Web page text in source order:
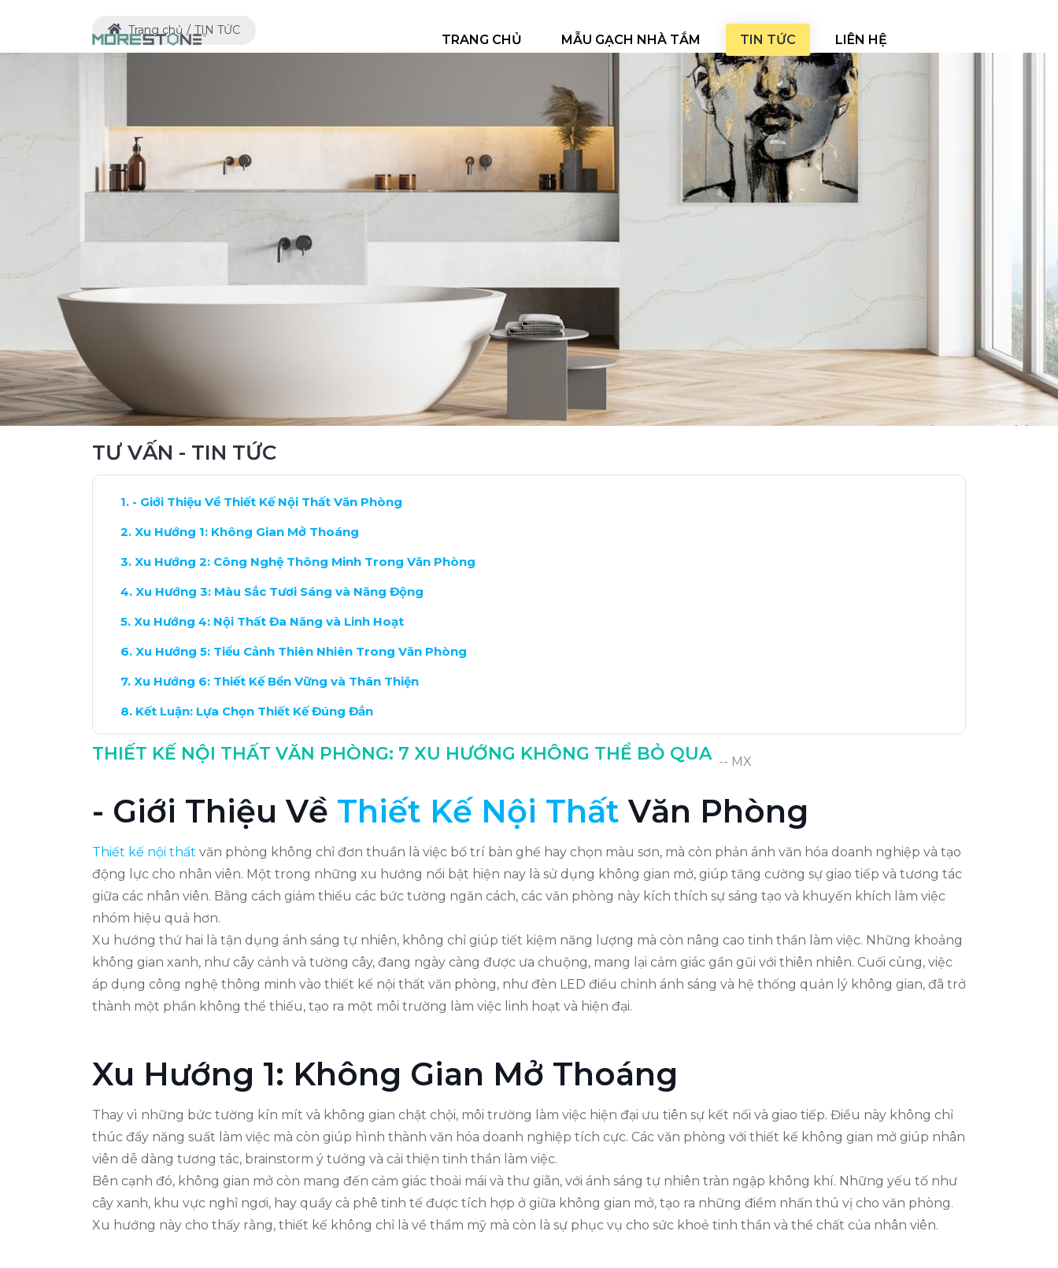
TRANG CHỦ MẪU GẠCH NHÀ TẮM TIN TỨC LIÊN HỆ
Trang chủ TIN TỨC
TƯ VẤN - TIN TỨC
- Giới Thiệu Về Thiết Kế Nội Thất Văn Phòng
Xu Hướng 1: Không Gian Mở Thoáng
Xu Hướng 2: Công Nghệ Thông Minh Trong Văn Phòng
Xu Hướng 3: Màu Sắc Tươi Sáng và Năng Động
Xu Hướng 4: Nội Thất Đa Năng và Linh Hoạt
Xu Hướng 5: Tiểu Cảnh Thiên Nhiên Trong Văn Phòng
Xu Hướng 6: Thiết Kế Bền Vững và Thân Thiện
Kết Luận: Lựa Chọn Thiết Kế Đúng Đắn
THIẾT KẾ NỘI THẤT VĂN PHÒNG: 7 XU HƯỚNG KHÔNG THỂ BỎ QUA -- MX
- Giới Thiệu Về Thiết Kế Nội Thất Văn Phòng
Thiết kế nội thất văn phòng không chỉ đơn thuần là việc bố trí bàn ghế hay chọn màu sơn, mà còn phản ánh văn hóa doanh nghiệp và tạo
động lực cho nhân viên. Một trong những xu hướng nổi bật hiện nay là sử dụng không gian mở, giúp tăng cường sự giao tiếp và tương tác
giữa các nhân viên. Bằng cách giảm thiểu các bức tường ngăn cách, các văn phòng này kích thích sự sáng tạo và khuyến khích làm việc
nhóm hiệu quả hơn.
Xu hướng thứ hai là tận dụng ánh sáng tự nhiên, không chỉ giúp tiết kiệm năng lượng mà còn nâng cao tinh thần làm việc. Những khoảng
không gian xanh, như cây cảnh và tường cây, đang ngày càng được ưa chuộng, mang lại cảm giác gần gũi với thiên nhiên. Cuối cùng, việc
áp dụng công nghệ thông minh vào thiết kế nội thất văn phòng, như đèn LED điều chỉnh ánh sáng và hệ thống quản lý không gian, đã trở
thành một phần không thể thiếu, tạo ra một môi trường làm việc linh hoạt và hiện đại.
Xu Hướng 1: Không Gian Mở Thoáng
Thay vì những bức tường kín mít và không gian chật chội, môi trường làm việc hiện đại ưu tiên sự kết nối và giao tiếp. Điều này không chỉ
thúc đẩy năng suất làm việc mà còn giúp hình thành văn hóa doanh nghiệp tích cực. Các văn phòng với thiết kế không gian mở giúp nhân
viên dễ dàng tương tác, brainstorm ý tưởng và cải thiện tinh thần làm việc.
Bên cạnh đó, không gian mở còn mang đến cảm giác thoải mái và thư giãn, với ánh sáng tự nhiên tràn ngập không khí. Những yếu tố như
cây xanh, khu vực nghỉ ngơi, hay quầy cà phê tinh tế được tích hợp ở giữa không gian mở, tạo ra những điểm nhấn thú vị cho văn phòng.
Xu hướng này cho thấy rằng, thiết kế không chỉ là về thẩm mỹ mà còn là sự phục vụ cho sức khoẻ tinh thần và thể chất của nhân viên.